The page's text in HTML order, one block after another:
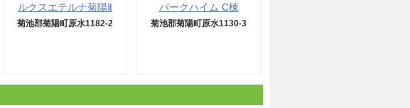
ルクスエテルナ菊陽Ⅱ
菊池郡菊陽町原水1182-2
パークハイム C棟
菊池郡菊陽町原水1130-3